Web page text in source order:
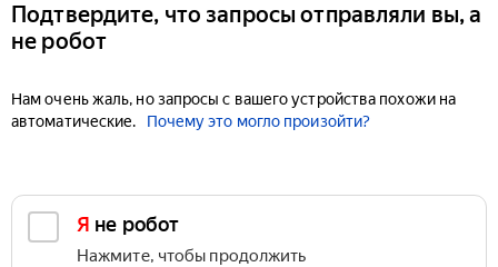
Подтвердите, что запросы отправляли вы, а
не робот
Нам очень жаль, но запросы с вашего устройства похожи на
автоматические.
Почему это могло произойти?
Я не робот
Нажмите, чтобы продолжить